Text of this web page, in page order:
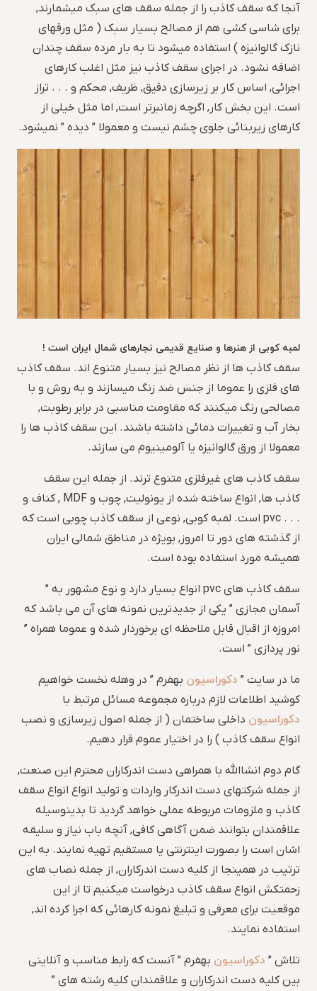
آنجا که سقف کاذب را از جمله سقف های سبک میشمارند,
برای شاسی کشی هم از مصالح بسیار سبک ( مثل ورقهای
نازک گالوانیزه ) استفاده میشود تا به بار مرده سقف چندان
اضافه نشود. در اجرای سقف کاذب نیز مثل اغلب کارهای
اجرائی, اساس کار بر زیرسازی دقیق, ظریف, محکم و . . . تراز
است. این بخش کار, اگرچه زمانبرتر است, اما مثل خیلی از
کارهای زیربنائی جلوی چشم نیست و معمولا ” دیده ” نمیشود.
لمبه کوبی از هنرها و صنایع قدیمی نجارهای شمال ایران است !
سقف کاذب ها از نظر مصالح نیز بسیار متنوع اند. سقف کاذب
های فلزی را عموما از جنس ضد زنگ میسازند و به روش و با
مصالحی رنگ میکنند که مقاومت مناسبی در برابر رطوبت,
بخار آب و تغییرات دمائی داشته باشند. این سقف کاذب ها را
معمولا از ورق گالوانیزه یا آلومینیوم می سازند.
سقف کاذب های غیرفلزی متنوع ترند. از جمله این سقف
کاذب ها, انواع ساخته شده از یونولیت, چوب و MDF , کناف و
. . . pvc است. لمبه کوبی, نوعی از سقف کاذب چوبی است که
از گذشته های دور تا امروز, بویژه در مناطق شمالی ایران
همیشه مورد استفاده بوده است.
سقف کاذب های pvc انواع بسیار دارد و نوع مشهور به ”
آسمان مجازی ” یکی از جدیدترین نمونه های آن می باشد که
امروزه از اقبال قابل ملاحظه ای برخوردار شده و عموما همراه ”
نور پردازی ” است.
ما در سایت ” دکوراسیون بهفرم ” در وهله نخست خواهیم
کوشید اطلاعات لازم درباره مجموعه مسائل مرتبط با
دکوراسیون داخلی ساختمان ( از جمله اصول زیرسازی و نصب
انواع سقف کاذب ) را در اختیار عموم قرار دهیم.
گام دوم انشاالله با همراهی دست اندرکاران محترم این صنعت,
از جمله شرکتهای دست اندرکار واردات و تولید انواع انواع سقف
کاذب و ملزومات مربوطه عملی خواهد گردید تا بدینوسیله
علاقمندان بتوانند ضمن آگاهی کافی, آنچه باب نیاز و سلیقه
اشان است را بصورت اینترنتی یا مستقیم تهیه نمایند. به این
ترتیب در همینجا از کلیه دست اندرکاران, از جمله نصاب های
زحمتکش انواع سقف کاذب درخواست میکنیم تا از این
موقعیت برای معرفی و تبلیغ نمونه کارهائی که اجرا کرده اند,
استفاده نمایند.
تلاش ” دکوراسیون بهفرم ” آنست که رابط مناسب و آنلاینی
بین کلیه دست اندرکاران و علاقمندان کلیه رشته های ”